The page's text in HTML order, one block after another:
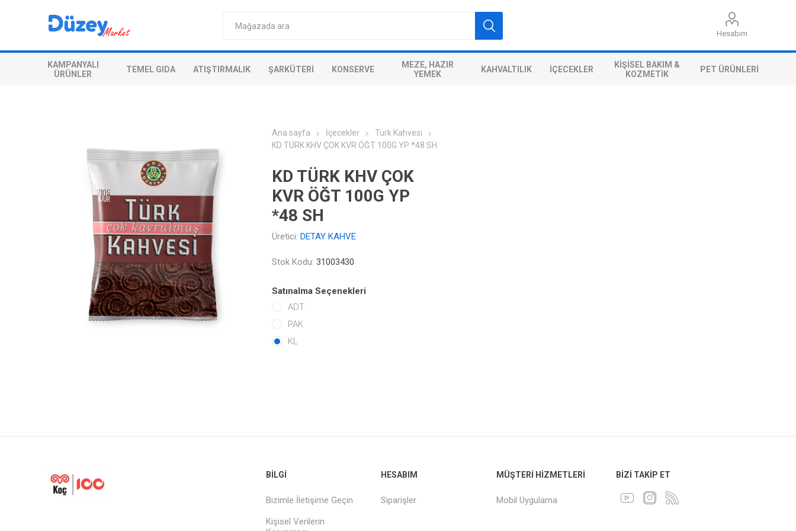
Hesabım
KAMPANYALI
ÜRÜNLER
TEMEL GIDA ATIŞTIRMALIK ŞARKÜTERI KONSERVE
MEZE, HAZIR
YEMEK
KAHVALTILIK İÇECEKLER
KIŞISEL BAKIM &
KOZMETIK
PET ÜRÜNLERI
Ana sayfa İçecekler
Türk Kahvesi
KD TÜRK KHV ÇOK KVR ÖĞT 100G YP *48 SH
KD TÜRK KHV ÇOK
KVR ÖĞT 100G YP
*48 SH
Üretici: DETAY KAHVE
Stok Kodu: 31003430
Satınalma Seçenekleri
ADT
PAK
KL
BILGI
Bizimle İletişime Geçin
Kişisel Verilerin
HESABIM
Siparişler
MÜŞTERI HIZMETLERI
Mobil Uygulama
BIZI TAKIP ET